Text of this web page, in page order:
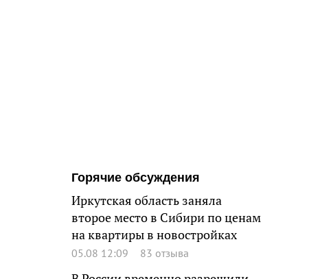
Горячие обсуждения
Иркутская область заняла
второе место в Сибири по ценам
на квартиры в новостройках
05.08 12:09 83 отзыва